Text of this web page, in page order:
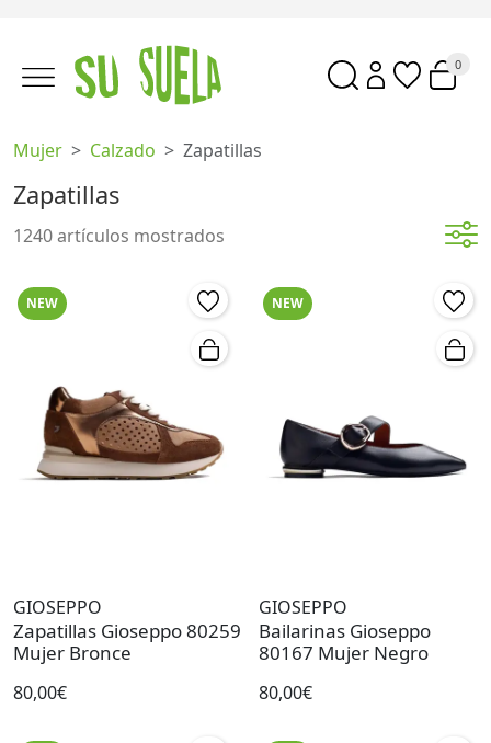
0
Mujer Calzado Zapatillas
Zapatillas
1240 artículos mostrados
NEW
GIOSEPPO
Zapatillas Gioseppo 80259
Mujer Bronce
80,00€
NEW
GIOSEPPO
Bailarinas Gioseppo
80167 Mujer Negro
80,00€